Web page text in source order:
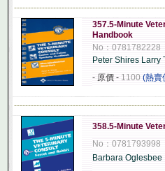
357.5-Minute
Handbook
No：0781782228
Peter Shires Larry
- 原價 - 1100 (熱賣
358.5-Minute
No：0781793998
Barbara Oglesbee